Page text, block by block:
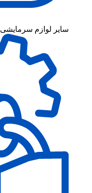
سایر لوازم سرمایشی